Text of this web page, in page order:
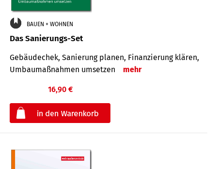
BAUEN + WOHNEN
Das Sanierungs-Set
Gebäudechek, Sanierung planen, Finanzierung klären,
Umbaumaßnahmen umsetzen
mehr
16,90 €